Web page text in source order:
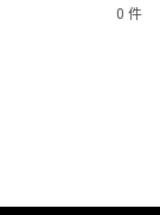
0 件